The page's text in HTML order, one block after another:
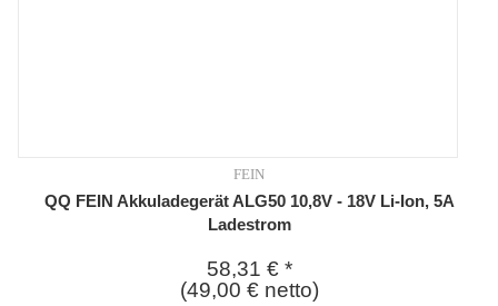
FEIN
QQ FEIN Akkuladegerät ALG50 10,8V - 18V Li-Ion, 5A
Ladestrom
58,31 € *
(49,00 € netto)